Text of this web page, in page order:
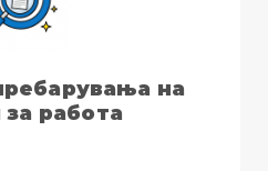
на
за работа